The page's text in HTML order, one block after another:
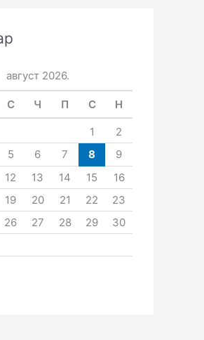
август 2026.
С Ч П С Н
1
2
5 6 7 8
9
12 13 14 15
16
19 20 21 22
23
26 27 28 29
30